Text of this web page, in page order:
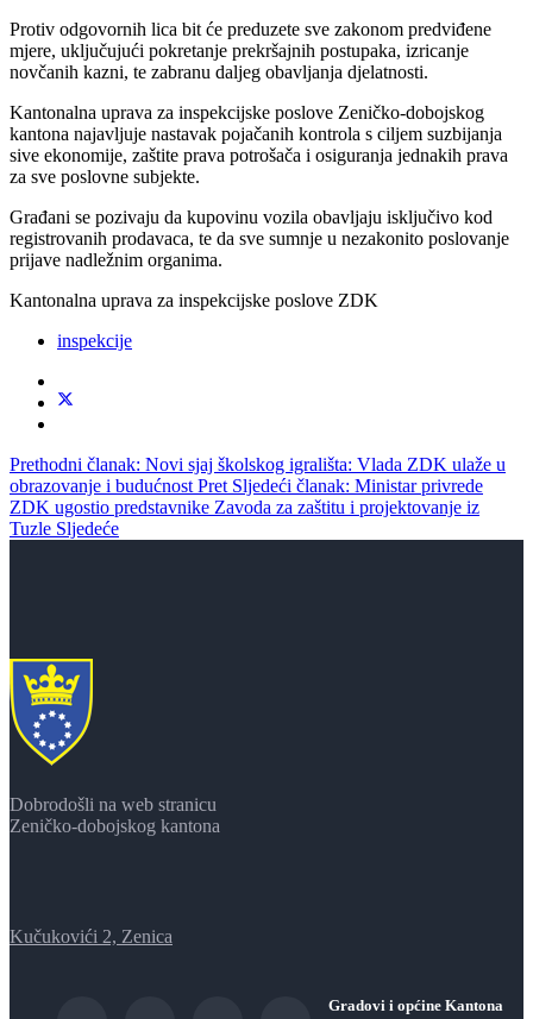
Protiv odgovornih lica bit će preduzete sve zakonom predviđene
mjere, uključujući pokretanje prekršajnih postupaka, izricanje
novčanih kazni, te zabranu daljeg obavljanja djelatnosti.
Kantonalna uprava za inspekcijske poslove Zeničko-dobojskog
kantona najavljuje nastavak pojačanih kontrola s ciljem suzbijanja
sive ekonomije, zaštite prava potrošača i osiguranja jednakih prava
za sve poslovne subjekte.
Građani se pozivaju da kupovinu vozila obavljaju isključivo kod
registrovanih prodavaca, te da sve sumnje u nezakonito poslovanje
prijave nadležnim organima.
Kantonalna uprava za inspekcijske poslove ZDK
inspekcije
Prethodni članak: Novi sjaj školskog igrališta: Vlada ZDK ulaže u
obrazovanje i budućnost Pret Sljedeći članak: Ministar privrede
ZDK ugostio predstavnike Zavoda za zaštitu i projektovanje iz
Tuzle Sljedeće
Dobrodošli na web stranicu
Zeničko-dobojskog kantona
Kučukovići 2, Zenica
Gradovi i općine Kantona